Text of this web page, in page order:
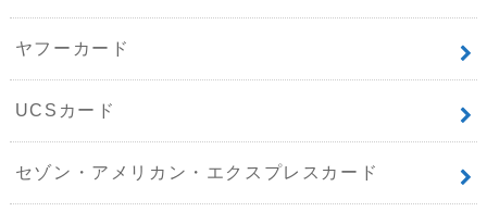
ヤフーカード
UCSカード
セゾン・アメリカン・エクスプレスカード